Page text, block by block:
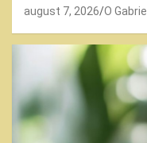
august 7, 2026 O Gabriel